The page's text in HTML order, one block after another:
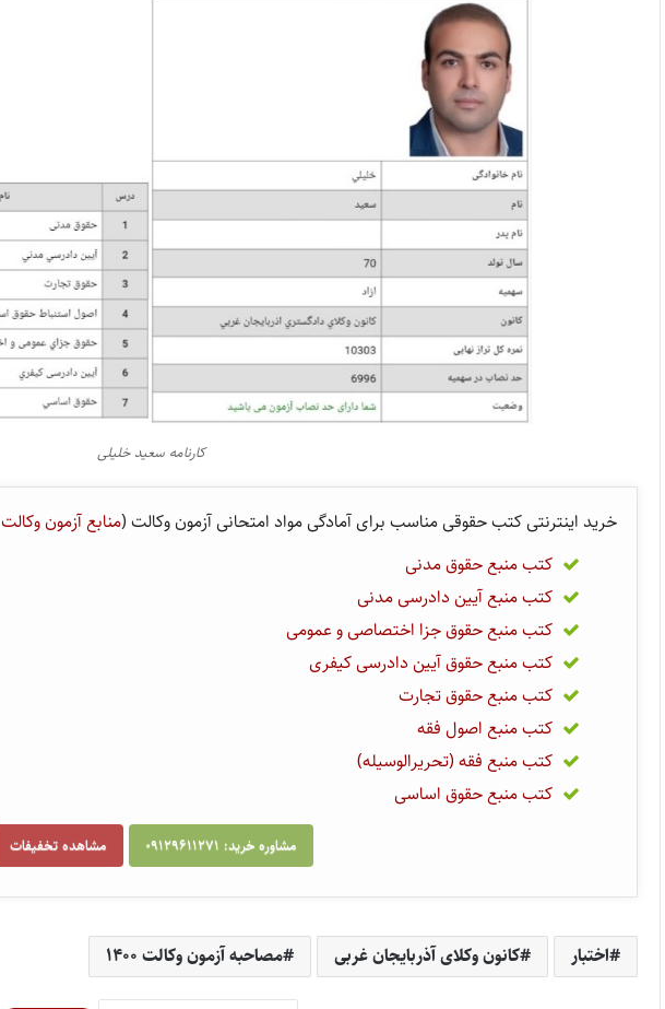
کارنامه سعید خلیلی
خرید اینترنتی کتب حقوقی مناسب برای آمادگی مواد امتحانی آزمون وکالت (منابع آزمون وکالت ۱۴۰۱
کتب منبع حقوق مدنی
کتب منبع آیین دادرسی مدنی
کتب منبع حقوق جزا اختصاصی و عمومی
کتب منبع حقوق آیین دادرسی کیفری
کتب منبع حقوق تجارت
کتب منبع اصول فقه
کتب منبع فقه (تحریرالوسیله)
کتب منبع حقوق اساسی
مشاوره خرید: ۰۹۱۲۹۶۱۱۲۷۱ مشاهده تخفیفات
اختبار کانون وکلای آذربایجان غربی مصاحبه آزمون وکالت ۱۴۰۰